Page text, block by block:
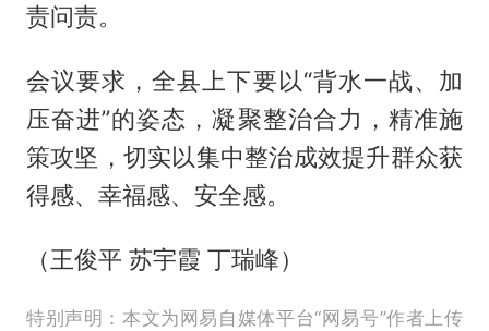
责问责。
会议要求，全县上下要以“背水一战、加
压奋进”的姿态，凝聚整治合力，精准施
策攻坚，切实以集中整治成效提升群众获
得感、幸福感、安全感。
（王俊平 苏宇霞 丁瑞峰）
特别声明：本文为网易自媒体平台“网易号”作者上传